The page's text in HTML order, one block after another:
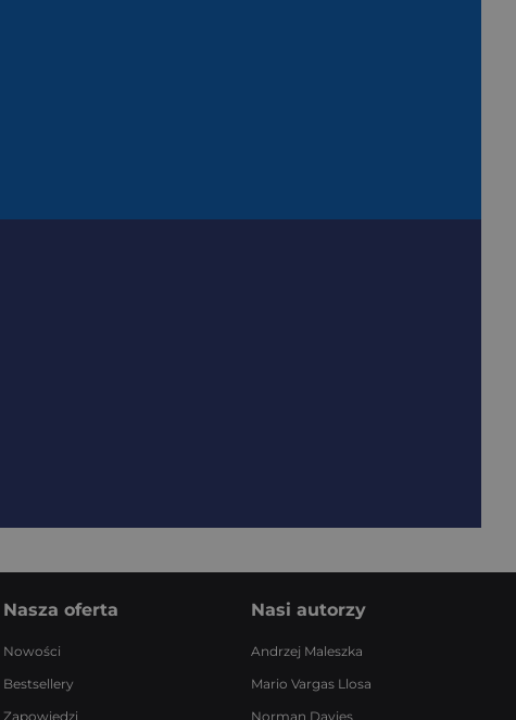
Nasza oferta
Nowości
Bestsellery
Zapowiedzi
Nasi autorzy
Andrzej Maleszka
Mario Vargas Llosa
Norman Davies